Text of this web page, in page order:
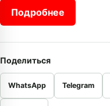
Подробнее
Поделиться
WhatsApp Telegram